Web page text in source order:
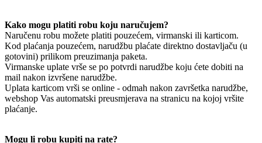
Kako mogu platiti robu koju naručujem?
Naručenu robu možete platiti pouzećem, virmanski ili karticom.
Kod plaćanja pouzećem, narudžbu plaćate direktno dostavljaču (u
gotovini) prilikom preuzimanja paketa.
Virmanske uplate vrše se po potvrdi narudžbe koju ćete dobiti na
mail nakon izvršene narudžbe.
Uplata karticom vrši se online - odmah nakon završetka narudžbe,
webshop Vas automatski preusmjerava na stranicu na kojoj vršite
plaćanje.
Mogu li robu kupiti na rate?